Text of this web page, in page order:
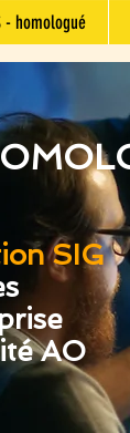
- homologué
SIG
AO